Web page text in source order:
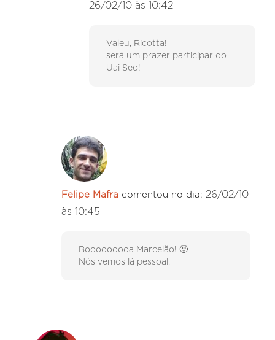
26/02/10 às 10:42
Valeu, Ricotta!
será um prazer participar do
Uai Seo!
Felipe Mafra comentou no dia: 26/02/10
às 10:45
Booooooooa Marcelão! 🙂
Nós vemos lá pessoal.